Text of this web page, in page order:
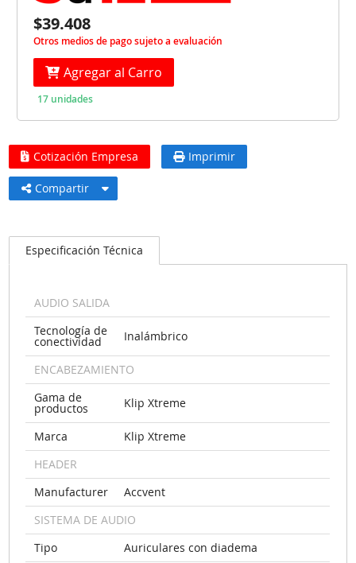
$39.408
Otros medios de pago sujeto a evaluación
Agregar al Carro
17 unidades
Cotización Empresa Imprimir
Compartir
Especificación Técnica
AUDIO SALIDA
Tecnología de
conectividad Inalámbrico
ENCABEZAMIENTO
Gama de
productos Klip Xtreme
Marca
Klip Xtreme
HEADER
Manufacturer
Accvent
SISTEMA DE AUDIO
Tipo
Auriculares con diadema